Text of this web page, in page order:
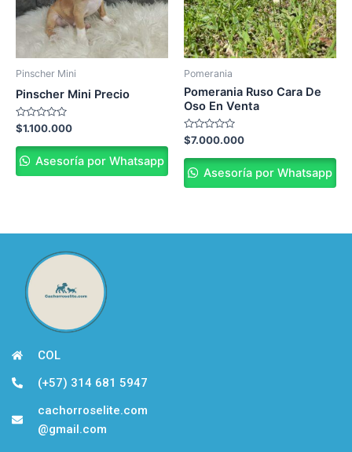
Pinscher Mini
Pinscher Mini Precio
Valorado
en
0
de
5
$1.100.000
Asesoría por Whatsapp
Pomerania
Pomerania Ruso Cara De
Oso En Venta
Valorado
en
0
de
5
$7.000.000
Asesoría por Whatsapp
COL
(+57) 314 681 5947
cachorroselite.com
@gmail.com